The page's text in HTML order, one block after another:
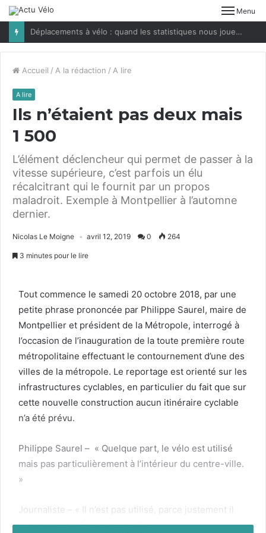
Menu
Déplacements à vélo : quand les statistiques nous jouent des tours
Accueil / A la rédaction / A lire
A lire
Ils n’étaient pas deux mais
1 500
L’élément déclencheur qui permet de passer à la
vitesse supérieure, c’est parfois un élu
récalcitrant qui le fournit par un propos
maladroit. Exemple à Montpellier à l’automne
dernier.
Nicolas Le Moigne avril 12, 2019 0 264
3 minutes pour le lire
Tout com­mence le same­di 20 octo­bre 2018, par une
petite phrase pronon­cée par Philippe Saurel, maire de
Mont­pel­li­er et prési­dent de la Métro­pole, inter­rogé à
l’occasion de l’inauguration de la toute pre­mière route
mét­ro­pol­i­taine effec­tu­ant le con­tourne­ment d’une des
villes de la métro­pole. Le reportage est ori­en­té sur les
infra­struc­tures cyclables, en par­ti­c­uli­er du fait que sur
cette nou­velle con­struc­tion aucun itinéraire cyclable
n’a été prévu.
Philippe Saurel – « Quelque part, le vélo est util­isé
mais pas par­ti­c­ulière­ment à l’intérieur du cen­tre-ville.
»
Jour­nal­iste – « Il n’est pas util­isé, parce juste­ment il
manque des infra­struc­tures ? »